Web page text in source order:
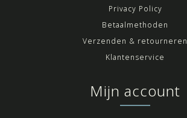
Privacy Policy
Betaalmethoden
Verzenden & retourneren
Klantenservice
Mijn account